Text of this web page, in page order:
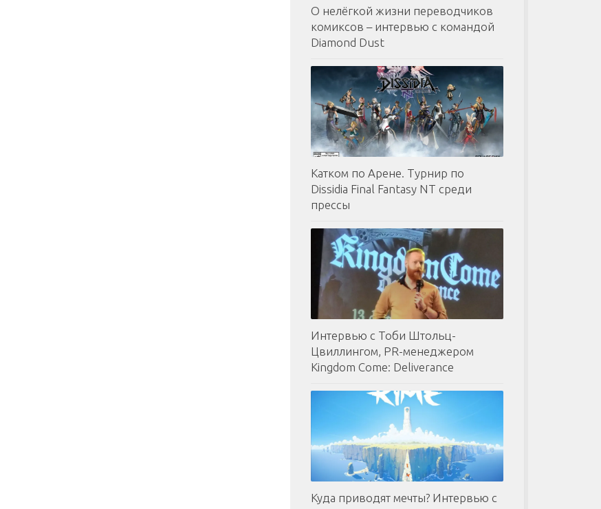
О нелёгкой жизни переводчиков
комиксов – интервью с командой
Diamond Dust
Катком по Арене. Турнир по
Dissidia Final Fantasy NT среди
прессы
Интервью с Тоби Штольц-
Цвиллингом, PR-менеджером
Kingdom Come: Deliverance
Куда приводят мечты? Интервью с